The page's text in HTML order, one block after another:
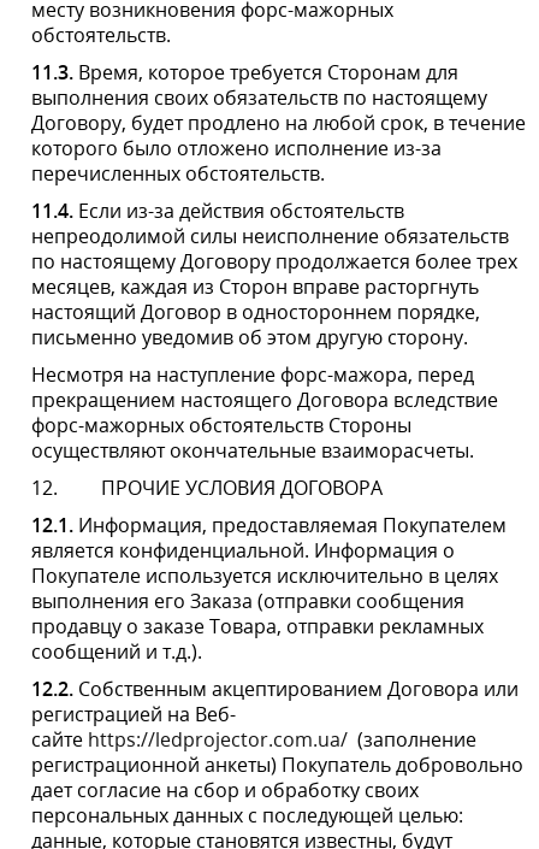
сообщений и т.д.).
регистрацией на Веб-сайтеhttps://ledprojector.com.ua/
(заполнение регистрационной анкеты) Покупатель
добровольно дает согласие на сбор и обработку своих
персональных данных с последующей целью: данные,
которые становятся известны, будут использоваться в
коммерческих целях, в том числе для обработки
заказов на приобретение товаров, получение
информации о заказе, рассылки
телекоммуникационными средствами связи
(электронной почтой, мобильной связью) рекламных и
специальных предложений, информации об акциях,
розыгрыши или любой другой информации о
деятельности Веб-сайтаhttps://ledprojector.com.ua/
Для целей, предусмотренных настоящим пунктом,
Покупателю имеют право направляться письма,
сообщения и материалы на почтовый адрес, e-mail
Покупателя, а также отправляться sms-сообщения,
осуществляться звонки на указанный в анкете
телефонный номер.
12.3.Покупатель дает право осуществлять обработку
его персональных данных, в том числе: помещать
персональные данные в базы данных (без
дополнительного уведомления об этом), осуществлять
пожизненное хранение данных, их накопление,
обновление, изменение (по мере необходимости).
Продавец обязуется обеспечить защиту данных от
несанкционированного доступа третьих лиц, не
распространять и не передавать данные любой
третьей стороне (кроме передачи данных связанным